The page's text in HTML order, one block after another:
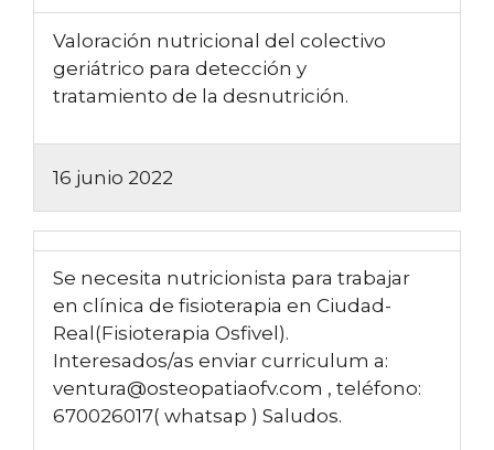
Valoración nutricional del colectivo
geriátrico para detección y
tratamiento de la desnutrición.
16 junio 2022
Se necesita nutricionista para trabajar
en clínica de fisioterapia en Ciudad-
Real(Fisioterapia Osfivel).
Interesados/as enviar curriculum a:
ventura@osteopatiaofv.com , teléfono:
670026017( whatsap ) Saludos.